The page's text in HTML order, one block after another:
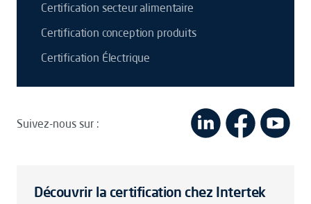
Certification secteur alimentaire
Certification conception produits
Certification Électrique
Suivez-nous sur :
Découvrir la certification chez Intertek